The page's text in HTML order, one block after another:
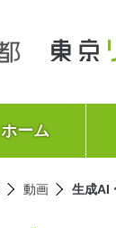
ホーム
動画 生成AI